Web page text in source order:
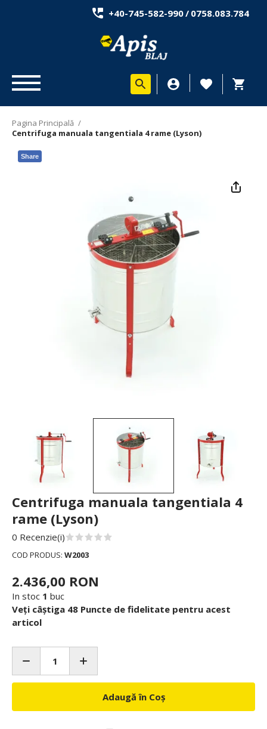
+40-745-582-990/ 0758.083.784
Pagina Principală /
Centrifuga manuala tangentiala 4 rame (Lyson)
Share
Centrifuga manuala tangentiala 4
rame (Lyson)
0 Recenzie(i)
COD PRODUS: W2003
2.436,00 RON
In stoc 1 buc
Veți câștiga 48 Puncte de fidelitate pentru acest
articol
Adaugă în Coș